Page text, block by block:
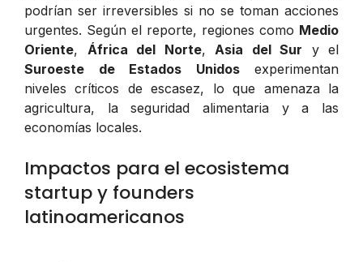
podrían ser irreversibles si no se toman acciones
urgentes. Según el reporte, regiones como Medio
Oriente, África del Norte, Asia del Sur y el
Suroeste de Estados Unidosexperimentan
niveles críticos de escasez, lo que amenaza la
agricultura, la seguridad alimentaria y a las
economías locales.
Impactos para el ecosistema
startup y founders
latinoamericanos